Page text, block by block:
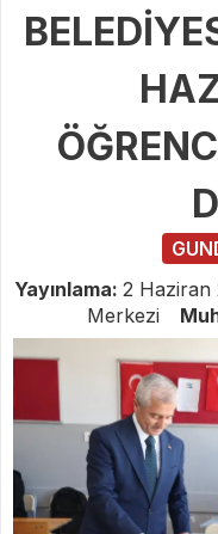
Yayınlama: 2 Haziran
Merkezi